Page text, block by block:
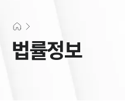
법률정보